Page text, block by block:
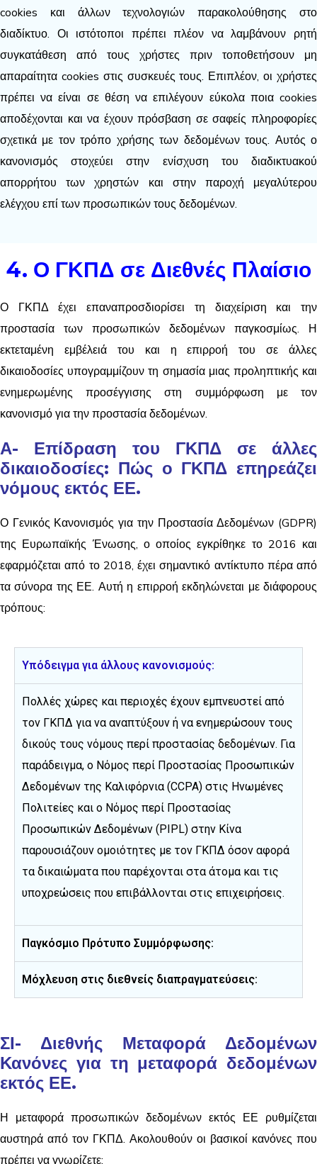
cookies και άλλων τεχνολογιών παρακολούθησης στο
διαδίκτυο. Οι ιστότοποι πρέπει πλέον να λαμβάνουν ρητή
συγκατάθεση από τους χρήστες πριν τοποθετήσουν μη
απαραίτητα cookies στις συσκευές τους. Επιπλέον, οι χρήστες
πρέπει να είναι σε θέση να επιλέγουν εύκολα ποια cookies
αποδέχονται και να έχουν πρόσβαση σε σαφείς πληροφορίες
σχετικά με τον τρόπο χρήσης των δεδομένων τους. Αυτός ο
κανονισμός στοχεύει στην ενίσχυση του διαδικτυακού
απορρήτου των χρηστών και στην παροχή μεγαλύτερου
ελέγχου επί των προσωπικών τους δεδομένων.
4. Ο ΓΚΠΔ σε Διεθνές Πλαίσιο
Ο ΓΚΠΔ έχει επαναπροσδιορίσει τη διαχείριση και την
προστασία των προσωπικών δεδομένων παγκοσμίως. Η
εκτεταμένη εμβέλειά του και η επιρροή του σε άλλες
δικαιοδοσίες υπογραμμίζουν τη σημασία μιας προληπτικής και
ενημερωμένης προσέγγισης στη συμμόρφωση με τον
κανονισμό για την προστασία δεδομένων.
Α- Επίδραση του ΓΚΠΔ σε άλλες
δικαιοδοσίες: Πώς ο ΓΚΠΔ επηρεάζει
νόμους εκτός ΕΕ.
Ο Γενικός Κανονισμός για την Προστασία Δεδομένων (GDPR)
της Ευρωπαϊκής Ένωσης, ο οποίος εγκρίθηκε το 2016 και
εφαρμόζεται από το 2018, έχει σημαντικό αντίκτυπο πέρα από
τα σύνορα της ΕΕ. Αυτή η επιρροή εκδηλώνεται με διάφορους
τρόπους:
Υπόδειγμα για άλλους κανονισμούς:
Πολλές χώρες και περιοχές έχουν εμπνευστεί από
τον ΓΚΠΔ για να αναπτύξουν ή να ενημερώσουν τους
δικούς τους νόμους περί προστασίας δεδομένων. Για
παράδειγμα, ο Νόμος περί Προστασίας Προσωπικών
Δεδομένων της Καλιφόρνια (CCPA) στις Ηνωμένες
Πολιτείες και ο Νόμος περί Προστασίας
Προσωπικών Δεδομένων (PIPL) στην Κίνα
παρουσιάζουν ομοιότητες με τον ΓΚΠΔ όσον αφορά
τα δικαιώματα που παρέχονται στα άτομα και τις
υποχρεώσεις που επιβάλλονται στις επιχειρήσεις.
Παγκόσμιο Πρότυπο Συμμόρφωσης:
Μόχλευση στις διεθνείς διαπραγματεύσεις:
ΣΙ- Διεθνής Μεταφορά Δεδομένων
Κανόνες για τη μεταφορά δεδομένων
εκτός ΕΕ.
Η μεταφορά προσωπικών δεδομένων εκτός ΕΕ ρυθμίζεται
αυστηρά από τον ΓΚΠΔ. Ακολουθούν οι βασικοί κανόνες που
πρέπει να γνωρίζετε: